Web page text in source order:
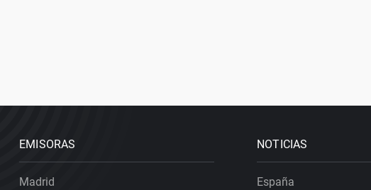
EMISORAS
Madrid
NOTICIAS
España